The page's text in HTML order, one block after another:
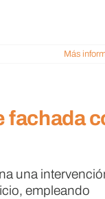
Más
fachada
una
empleando